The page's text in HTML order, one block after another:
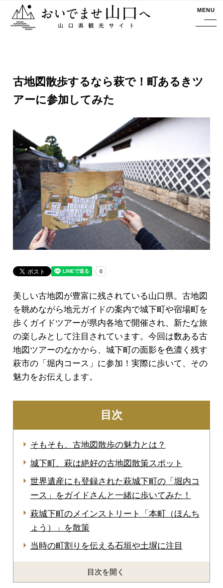
おいでませ山口へー山口県観光サイト MENU
古地図散歩するなら萩で！町あるきツ
アーに参加してみた
美しい古地図が豊富に残されている山口県。古地図
を眺めながら地元ガイドの案内で城下町や宿場町を
歩くガイドツアーが県内各地で開催され、新たな旅
の楽しみとして注目されています。今回は数ある古
地図ツアーのなかから、城下町の面影を色濃く残す
萩市の「堀内コース」に参加！実際に歩いて、その
魅力をお伝えします。
目次
そもそも、古地図散歩の魅力とは？
城下町、萩は絶好の古地図散策スポット
世界遺産にも登録された萩城下町の「堀内コ
ース」をガイドさんと一緒に歩いてみた！
萩城下町のメインストリート「本町（ほんち
ょう）」を散策
当時の町割りを伝える石垣や土塀に注目
目次を開く